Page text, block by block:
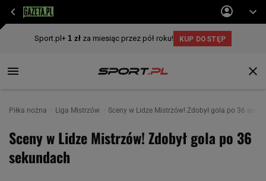
Piłka nożna Liga Mistrzów Sceny w Lidze Mistrzów! Zdobył gola po 36
Sceny w Lidze Mistrzów! Zdobył gola po 36
sekundach